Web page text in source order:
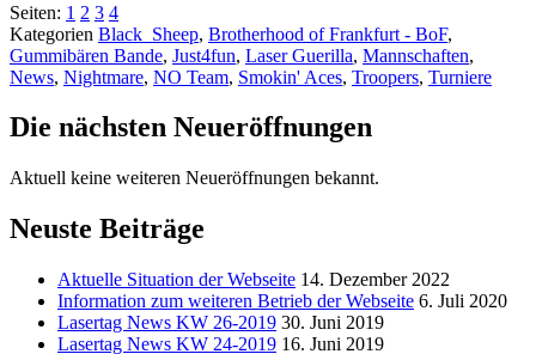
Seiten: 1 2 3 4
Kategorien Black_Sheep, Brotherhood of Frankfurt - BoF,
Gummibären Bande, Just4fun, Laser Guerilla, Mannschaften,
News, Nightmare, NO Team, Smokin' Aces, Troopers, Turniere
Die nächsten Neueröffnungen
Aktuell keine weiteren Neueröffnungen bekannt.
Neuste Beiträge
Aktuelle Situation der Webseite 14. Dezember 2022
Information zum weiteren Betrieb der Webseite 6. Juli 2020
Lasertag News KW 26-2019 30. Juni 2019
Lasertag News KW 24-2019 16. Juni 2019